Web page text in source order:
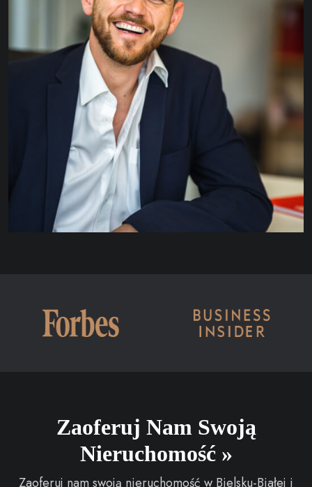
Zaoferuj Nam Swoją
Nieruchomość »
Zaoferuj nam swoją nieruchomość w Bielsku-Białej i